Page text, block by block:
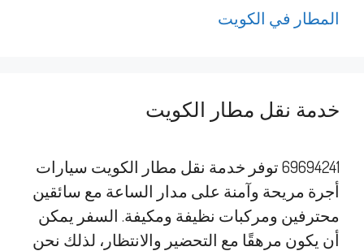
المطار في الكويت
خدمة نقل مطار الكويت
69694241 توفر خدمة نقل مطار الكويت سيارات
أجرة مريحة وآمنة على مدار الساعة مع سائقين
محترفين ومركبات نظيفة ومكيفة. السفر يمكن
أن يكون مرهقًا مع التحضير والانتظار، لذلك نحن